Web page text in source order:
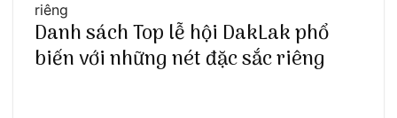
riêng
Danh sách Top lễ hội DakLak phổ
biến với những nét đặc sắc riêng